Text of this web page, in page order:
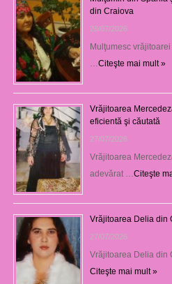
din Craiova
28/07/2026
Mulţumesc
Citeşte mai mult »
Vrăjitoarea
eficientă şi căutată
27/07/2026
Vrăjitoarea
adevărat … Citeşte
Vrăjitoarea Delia din
27/07/2026
Vrăjitoarea Delia din
Citeşte mai mult »